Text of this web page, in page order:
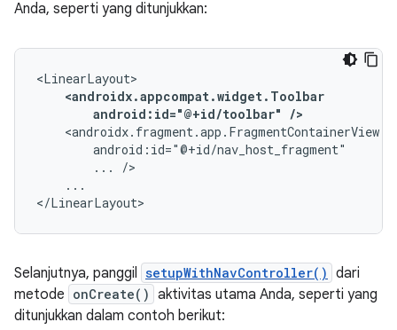
Anda, seperti yang ditunjukkan:
android:id="@+id/toolbar" />
...
...
</LinearLayout>
Selanjutnya, panggil setupWithNavController() dari
metode onCreate() aktivitas utama Anda, seperti yang
ditunjukkan dalam contoh berikut: